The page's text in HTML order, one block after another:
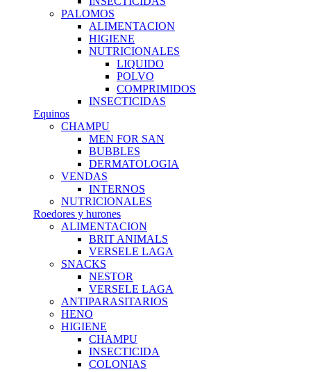
PALOMOS
ALIMENTACION
HIGIENE
NUTRICIONALES
LIQUIDO
POLVO
COMPRIMIDOS
INSECTICIDAS
Equinos
CHAMPU
MEN FOR SAN
BUBBLES
DERMATOLOGIA
VENDAS
INTERNOS
NUTRICIONALES
Roedores y hurones
ALIMENTACION
BRIT ANIMALS
VERSELE LAGA
SNACKS
NESTOR
VERSELE LAGA
ANTIPARASITARIOS
HENO
HIGIENE
CHAMPU
INSECTICIDA
COLONIAS